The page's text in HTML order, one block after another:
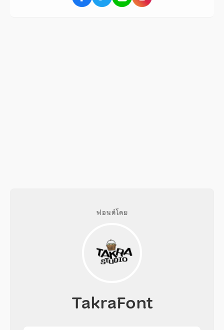
ฟอนต์โดย
TakraFont